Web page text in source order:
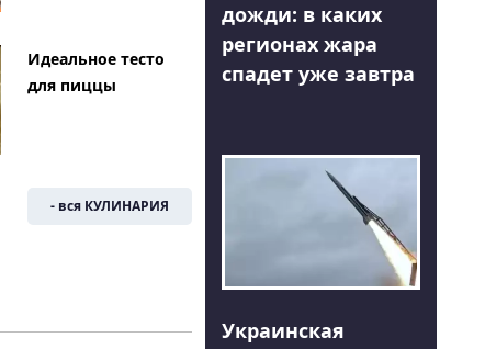
Идеальное тесто
для пиццы
- вся КУЛИНАРИЯ
дожди: в каких
регионах жара
спадет уже завтра
Украинская